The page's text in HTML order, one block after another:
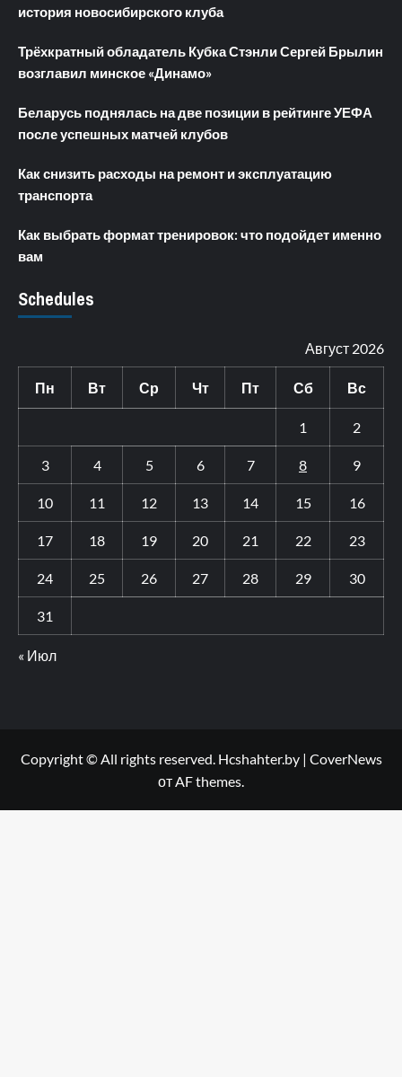
история новосибирского клуба
Трёхкратный обладатель Кубка Стэнли Сергей Брылин
возглавил минское «Динамо»
Беларусь поднялась на две позиции в рейтинге УЕФА
после успешных матчей клубов
Как снизить расходы на ремонт и эксплуатацию
транспорта
Как выбрать формат тренировок: что подойдет именно
вам
Schedules
Август 2026
Пн Вт Ср Чт Пт Сб Вс
1 2
3 4 5 6 7 8 9
10 11 12 13 14 15 16
17 18 19 20 21 22 23
24 25 26 27 28 29 30
31
« Июл
Copyright © All rights reserved. Hcshahter.by | CoverNews
от AF themes.